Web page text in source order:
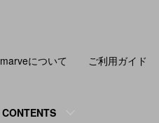
CONTENTS
marveについて ご利用ガイド